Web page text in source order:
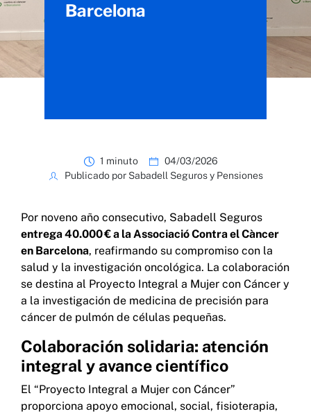
Barcelona
1 minuto
04/03/2026
Publicado por Sabadell Seguros y Pensiones
Por noveno año consecutivo, Sabadell Seguros
entrega 40.000 € a la Associació Contra el Càncer
en Barcelona, reafirmando su compromiso con la
salud y la investigación oncológica. La colaboración
se destina al Proyecto Integral a Mujer con Cáncer y
a la investigación de medicina de precisión para
cáncer de pulmón de células pequeñas.
Colaboración solidaria: atención
integral y avance científico
El “Proyecto Integral a Mujer con Cáncer”
proporciona apoyo emocional, social, fisioterapia,